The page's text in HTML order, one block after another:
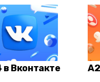
в Вконтакте